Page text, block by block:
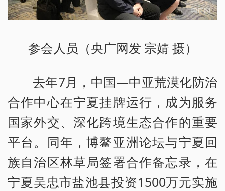
参会人员（央广网发 宗婧 摄）
去年7月，中国—中亚荒漠化防治
合作中心在宁夏挂牌运行，成为服务
国家外交、深化跨境生态合作的重要
平台。同年，博鳌亚洲论坛与宁夏回
族自治区林草局签署合作备忘录，在
宁夏吴忠市盐池县投资1500万元实施